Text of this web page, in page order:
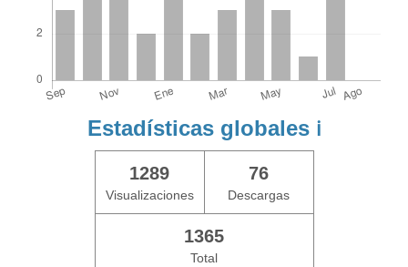
Estadísticas globales ℹ️
1289
Visualizaciones
76
Descargas
1365
Total